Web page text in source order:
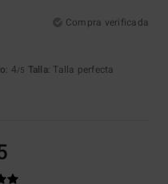
Compra verificada
: 4/5 Talla: Talla perfecta